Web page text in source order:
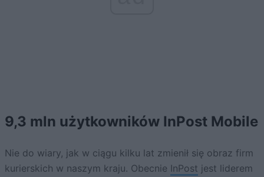
9,3 mln użytkowników InPost Mobile
Nie do wiary, jak w ciągu kilku lat zmienił się obraz firm
kurierskich w naszym kraju. Obecnie InPost jest liderem